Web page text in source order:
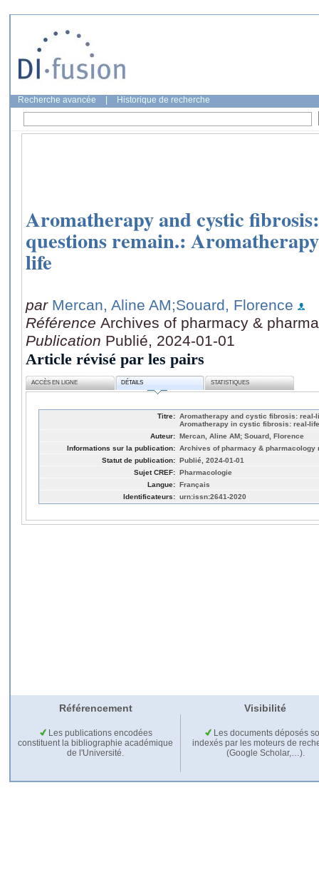
Recherche avancée Historique de recherche
Aromatherapy and cystic
questions remain.:
life
par Mercan, Aline AM;Souard, Florence
Référence Archives of pharmacy &
Publication Publié, 2024-01-01
Article révisé par les pairs
ACCÈS EN LIGNE DÉTAILS STATISTIQUES
Titre: Aromatherapy and cystic fibrosis: real-
Aromatherapy in cystic fibrosis: real-life
Auteur: Mercan, Aline AM; Souard, Florence
Informations sur la publication: Archives of pharmacy & pharmacology
Statut de publication: Publié, 2024-01-01
Sujet CREF: Pharmacologie
Langue: Français
Identificateurs: urn:issn:2641-2020
Référencement Visibilité
Les publications encodées
constituent la bibliographie académique
de l'Université.
Les documents déposés
indexés par les moteurs de
(Google Scholar,…).